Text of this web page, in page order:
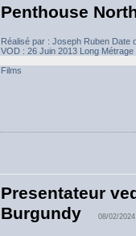
Penthouse
Réalisé par : Joseph Ruben Date
VOD : 26 Juin 2013 Long Métrage
Films
Presentateur
Burgundy
08/02/2024